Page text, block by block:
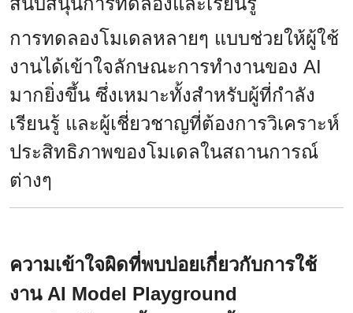
การทดลองโมเดลหลายๆ แบบช่วยให้ผู้ใช้
งานได้เข้าใจลักษณะการทำงานของ AI
มากยิ่งขึ้น ซึ่งเหมาะทั้งสำหรับผู้ที่กำลัง
เรียนรู้ และผู้เชี่ยวชาญที่ต้องการวิเคราะห์
ประสิทธิภาพของโมเดลในสถานการณ์
ต่างๆ
ความเข้าใจผิดที่พบบ่อยเกี่ยวกับการใช้
งาน AI Model Playground